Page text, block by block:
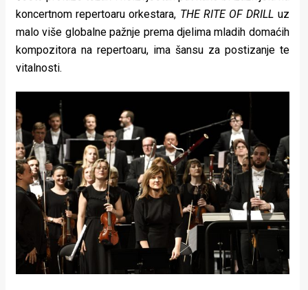
koncertnom repertoaru orkestara, THE RITE OF DRILL uz
malo više globalne pažnje prema djelima mladih domaćih
kompozitora na repertoaru, ima šansu za postizanje te
vitalnosti.